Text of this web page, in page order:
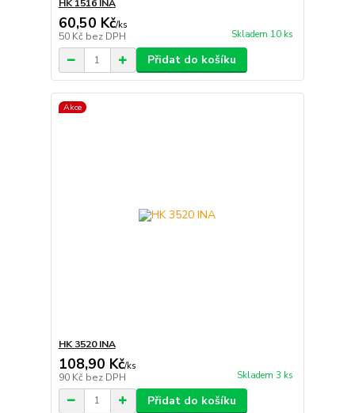
HK 1516 INA
60,50 Kč/ks
50 Kč bez DPH Skladem 10 ks
Přidat do košíku
Akce
HK 3520 INA
108,90 Kč/ks
90 Kč bez DPH Skladem 3 ks
Přidat do košíku